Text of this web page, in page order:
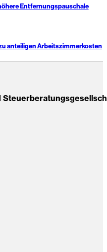
Entfernungspauschale
anteiligen Arbeitszimmerkosten